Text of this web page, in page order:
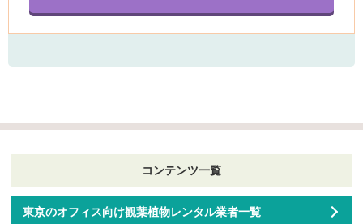
コンテンツ一覧
東京のオフィス向け観葉植物レンタル業者一覧